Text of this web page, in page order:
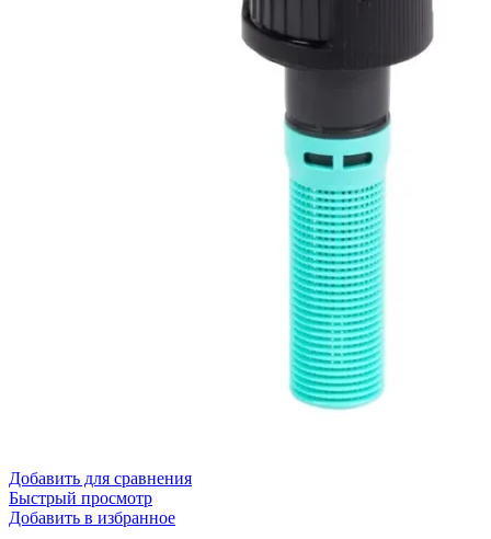
Добавить для сравнения
Быстрый просмотр
Добавить в избранное